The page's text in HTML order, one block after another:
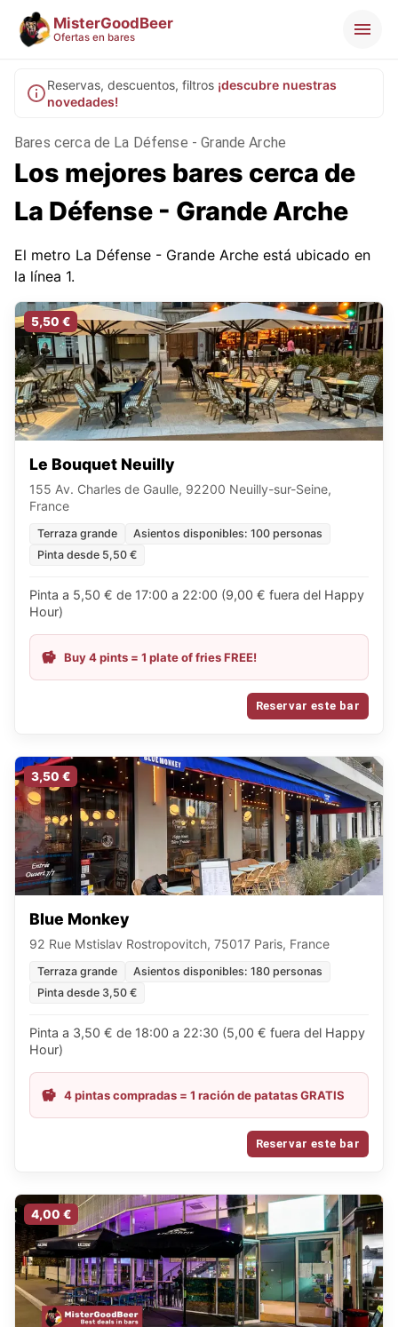
MisterGoodBeer
Ofertas en bares
Reservas, descuentos, filtros ¡descubre nuestras
novedades!
Bares cerca de La Défense - Grande Arche
Los mejores bares cerca de
La Défense - Grande Arche
El metro La Défense - Grande Arche está ubicado en
la línea 1.
5,50 €
Le Bouquet Neuilly
155 Av. Charles de Gaulle, 92200 Neuilly-sur-Seine,
France
Terraza grande
Asientos disponibles: 100 personas
Pinta desde 5,50 €
Pinta a 5,50 € de 17:00 a 22:00 (9,00 € fuera del Happy
Hour)
Buy 4 pints = 1 plate of fries FREE!
Reservar este bar
3,50 €
Blue Monkey
92 Rue Mstislav Rostropovitch, 75017 Paris, France
Terraza grande
Asientos disponibles: 180 personas
Pinta desde 3,50 €
Pinta a 3,50 € de 18:00 a 22:30 (5,00 € fuera del Happy
Hour)
4 pintas compradas = 1 ración de patatas GRATIS
Reservar este bar
4,00 €